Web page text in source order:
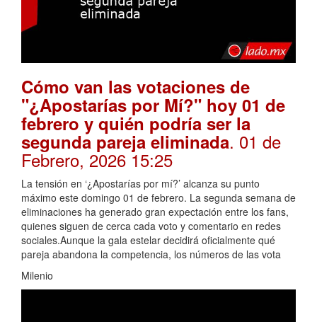
Cómo van las votaciones de
"¿Apostarías por Mí?" hoy 01 de
febrero y quién podría ser la
segunda pareja eliminada. 01 de
Febrero, 2026 15:25
La tensión en ‘¿Apostarías por mí?’ alcanza su punto
máximo este domingo 01 de febrero. La segunda semana de
eliminaciones ha generado gran expectación entre los fans,
quienes siguen de cerca cada voto y comentario en redes
sociales.Aunque la gala estelar decidirá oficialmente qué
pareja abandona la competencia, los números de las vota
Milenio